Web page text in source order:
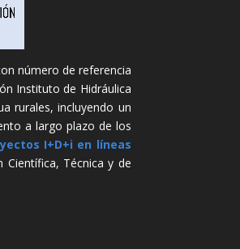
número de referencia
Instituto de Hidráulica
rurales, incluyendo un
a largo plazo de los
I+D+i en líneas
Científica, Técnica y de